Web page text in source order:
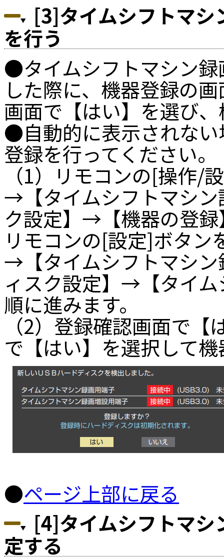
[3]タイムシフトマシ
を行う
●タイムシフトマシン録
した際に、機器登録の
画面で【はい】を選び
●自動的に表示されな
登録を行ってください。
（1）リモコンの[操作/
→【タイムシフトマシ
ク設定】→【機器の登録
リモコンの[設定]ボタン
→【タイムシフトマシ
ィスク設定】→【タイ
順に進みます。
（2）登録確認画面で
で【はい】を選択して
●ページ上部に戻る
[4]タイムシフトマシ
定する